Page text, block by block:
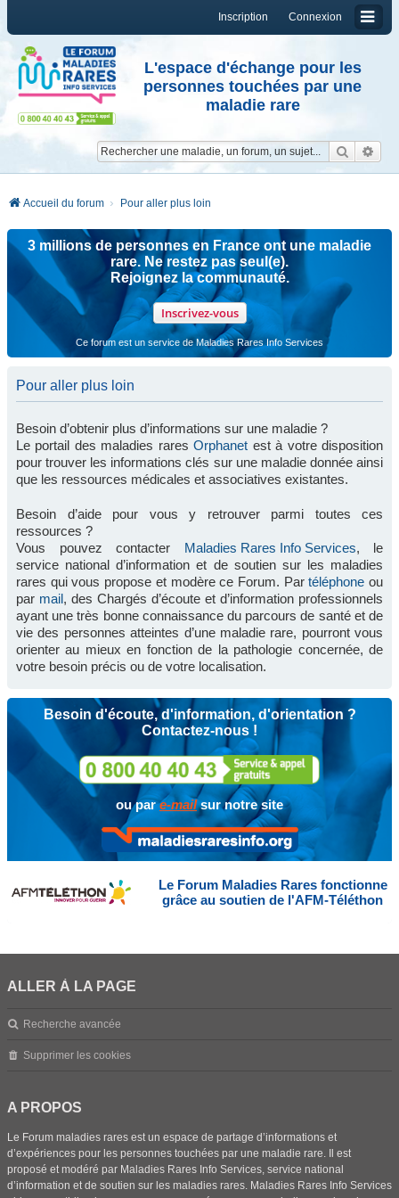
Connexion
Inscription
L'espace d'échange pour les
personnes touchées par une
maladie rare
Accueil du forum Pour aller plus loin
3 millions de personnes en France ont une maladie
rare. Ne restez pas seul(e).
Rejoignez la communauté.
Inscrivez-vous
Ce forum est un service de Maladies Rares Info Services
Pour aller plus loin
Besoin d’obtenir plus d’informations sur une maladie ?
Le portail des maladies raresOrphanet est à votre disposition
pour trouver les informations clés sur une maladie donnée ainsi
que les ressources médicales et associatives existantes.
Besoin d’aide pour vous y retrouver parmi toutes ces
ressources ?
Vous pouvez contacter Maladies Rares Info Services, le
service national d’information et de soutien sur les maladies
rares qui vous propose et modère ce Forum. Partéléphone ou
par mail, des Chargés d’écoute et d’information professionnels
ayant une très bonne connaissance du parcours de santé et de
vie des personnes atteintes d’une maladie rare, pourront vous
orienter au mieux en fonction de la pathologie concernée, de
votre besoin précis ou de votre localisation.
Besoin d'écoute, d'information, d'orientation ?
Contactez-nous !
ou pare-mailsur notre site
Le Forum Maladies Rares fonctionne
grâce au soutien de l'AFM-Téléthon
ALLER À LA PAGE
Recherche avancée
Supprimer les cookies
A PROPOS
Le Forum maladies rares est un espace de partage d’informations et
d’expériences pour les personnes touchées par une maladie rare. Il est
proposé et modéré par Maladies Rares Info Services, service national
d’information et de soutien sur les maladies rares. Maladies Rares Info Services